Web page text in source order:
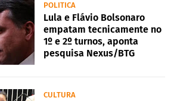
POLITICA
Lula e Flávio Bolsonaro
empatam tecnicamente no
1º e 2º turnos, aponta
pesquisa Nexus/BTG
CULTURA